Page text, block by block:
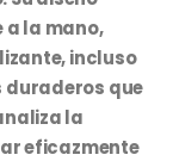
la mano,
incluso
duraderos que
la
eficazmente